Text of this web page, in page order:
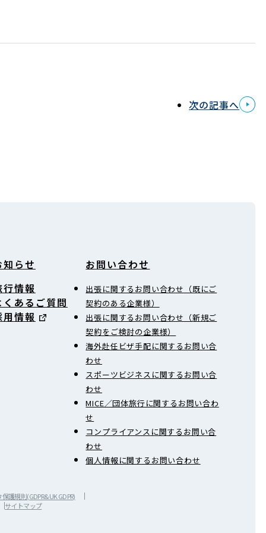
次の記事へ
知らせ
行情報
くあるご質問
用情報
お問い合わせ
出張に関するお問い合わせ（既にご
契約のある企業様）
出張に関するお問い合わせ（新規ご
契約をご検討の企業様）
海外赴任ビザ手配に関するお問い合
わせ
スポーツビジネスに関するお問い合
わせ
MICE／団体旅行に関するお問い合わ
せ
コンプライアンスに関するお問い合
わせ
個人情報に関するお問い合わせ
護規則(GDPR&UK GDPR)
サイトマップ